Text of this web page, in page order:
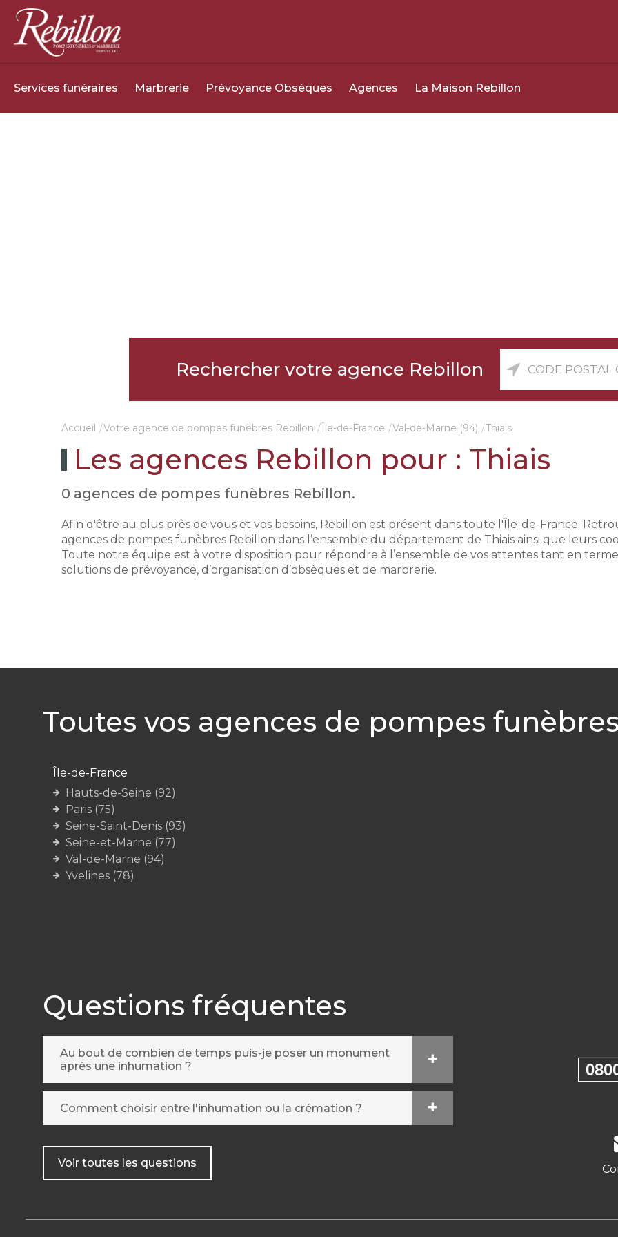
Services funéraires Marbrerie Prévoyance Obsèques Agences La Maison Rebillon
Rechercher votre agence Rebillon
Accueil Votre agence de pompes funèbres Rebillon Île-de-France Val-de-Marne (94) Thiais
Les agences Rebillon pour : Thiais
0 agences de pompes funèbres Rebillon.
Afin d'être au plus près de vous et vos besoins, Rebillon est présent dans toute l'Île-de-France.
agences de pompes funèbres Rebillon dans l’ensemble du département de Thiais ainsi que leurs
Toute notre équipe est à votre disposition pour répondre à l’ensemble de vos attentes tant en
solutions de prévoyance, d’organisation d’obsèques et de marbrerie.
Toutes vos agences de pompes
Île-de-France
Hauts-de-Seine (92)
Paris (75)
Seine-Saint-Denis (93)
Seine-et-Marne (77)
Val-de-Marne (94)
Yvelines (78)
Questions fréquentes
Au bout de combien de temps puis-je poser un monument
après une inhumation ?
Comment choisir entre l'inhumation ou la crémation ?
Voir toutes les questions